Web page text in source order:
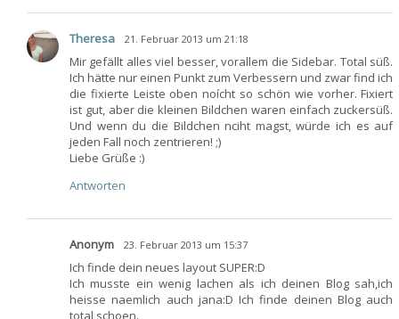
Theresa 21. Februar 2013 um 21:18
Mir gefällt alles viel besser, vorallem die Sidebar. Total süß.
Ich hätte nur einen Punkt zum Verbessern und zwar find ich
die fixierte Leiste oben noícht so schön wie vorher. Fixiert
ist gut, aber die kleinen Bildchen waren einfach zuckersüß.
Und wenn du die Bildchen nciht magst, würde ich es auf
jeden Fall noch zentrieren! ;)
Liebe Grüße :)
Antworten
Anonym 23. Februar 2013 um 15:37
Ich finde dein neues layout SUPER:D
Ich musste ein wenig lachen als ich deinen Blog sah,ich
heisse naemlich auch jana:D Ich finde deinen Blog auch
total schoen.